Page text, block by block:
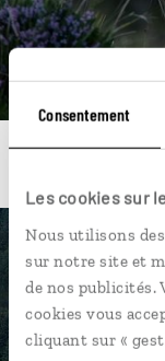
Consentement
Les cookies sur
Nous utilisons
sur notre site et
de nos publicités.
cookies vous
cliquant sur «
Une